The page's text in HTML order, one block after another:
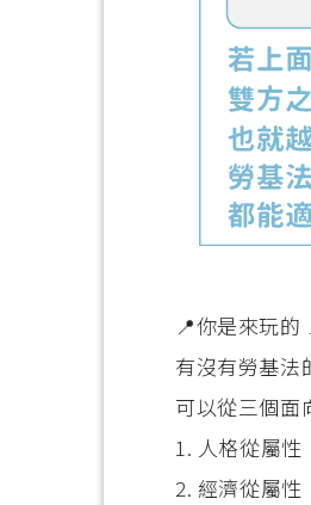
📍你是來玩的
有沒有勞基法
可以從三個面
1. 人格從屬性
2. 經濟從屬性